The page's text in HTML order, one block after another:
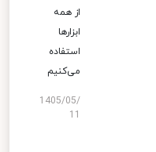
از همه
ابزارها
استفاده
می‌کنیم
1405/05/